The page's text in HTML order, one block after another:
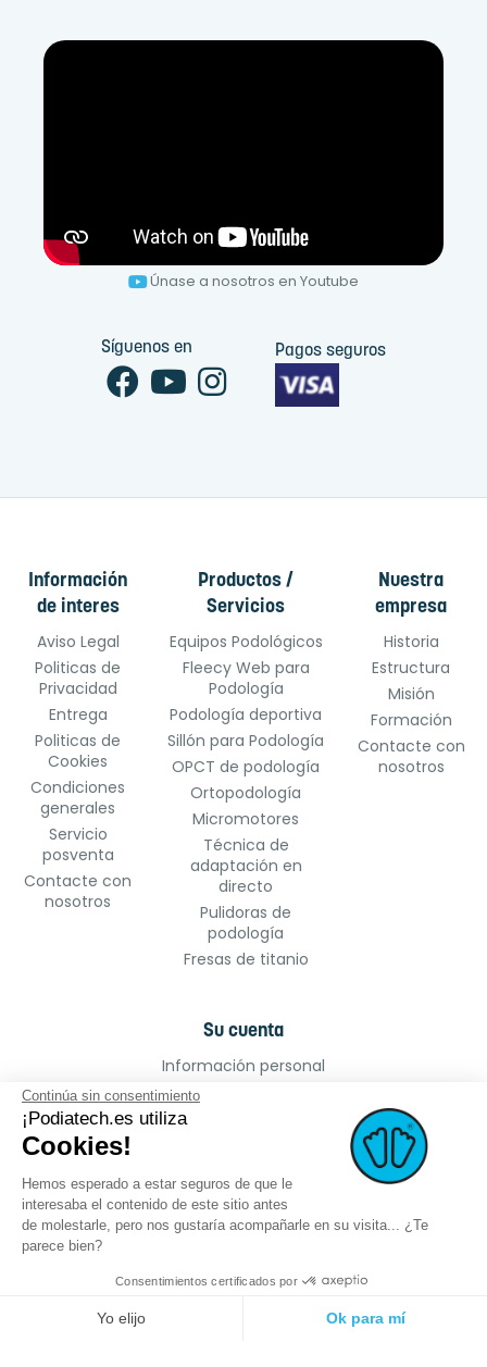
Únase a nosotros en Youtube
Síguenos en Pagos seguros
Información
de interes
Aviso Legal
Politicas de
Privacidad
Entrega
Politicas de
Cookies
Condiciones
generales
Servicio
posventa
Contacte con
nosotros
Productos /
Servicios
Equipos Podológicos
Fleecy Web para
Podología
Podología deportiva
Sillón para Podología
OPCT de podología
Ortopodología
Micromotores
Técnica de
adaptación en
directo
Pulidoras de
podología
Fresas de titanio
Nuestra
empresa
Historia
Estructura
Misión
Formación
Contacte con
nosotros
Su cuenta
Información personal
Facturas por abono
Mis alertas
creation.com
Continúa sin consentimiento
¡Podiatech.es utiliza
Cookies!
Hemos esperado a estar seguros de que le
interesaba el contenido de este sitio antes
de molestarle, pero nos gustaría acompañarle en su visita... ¿Te
parece bien?
Consentimientos certificados por
Yo elijo Ok para mí